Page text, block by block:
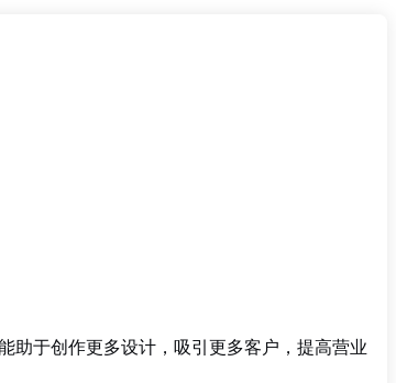
助于创作更多设计，吸引更多客户，提高营业